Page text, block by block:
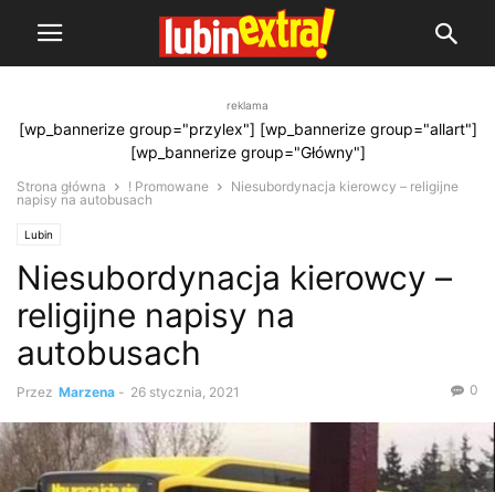
reklama
[wp_bannerize group="przylex"] [wp_bannerize group="allart"]
[wp_bannerize group="Główny"]
Strona główna ! Promowane
Niesubordynacja kierowcy – religijne
napisy na autobusach
Lubin
Niesubordynacja kierowcy –
religijne napisy na
autobusach
Przez Marzena - 26 stycznia, 2021 0